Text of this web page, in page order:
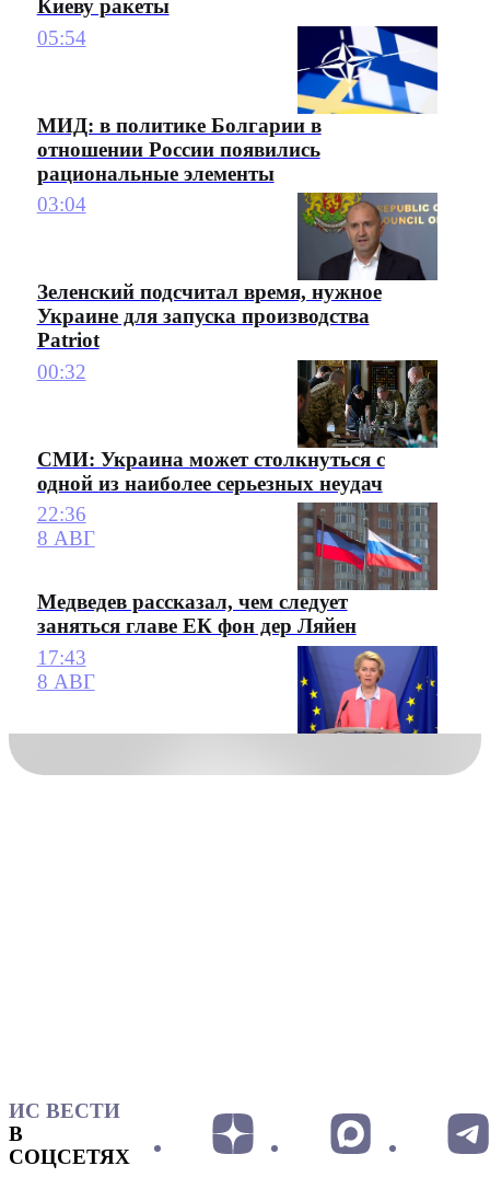
Киеву ракеты
05:54
МИД: в политике Болгарии в
отношении России появились
рациональные элементы
03:04
Зеленский подсчитал время, нужное
Украине для запуска производства
Patriot
00:32
СМИ: Украина может столкнуться с
одной из наиболее серьезных неудач
22:36
8 АВГ
Медведев рассказал, чем следует
заняться главе ЕК фон дер Ляйен
17:43
8 АВГ
ИС ВЕСТИ
В
СОЦСЕТЯХ